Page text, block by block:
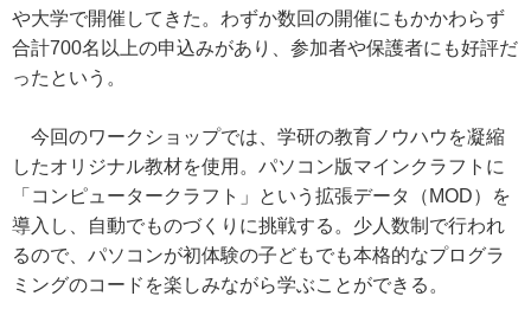
や大学で開催してきた。わずか数回の開催にもかかわらず
合計700名以上の申込みがあり、参加者や保護者にも好評だ
ったという。
今回のワークショップでは、学研の教育ノウハウを凝縮
したオリジナル教材を使用。パソコン版マインクラフトに
「コンピュータークラフト」という拡張データ（MOD）を
導入し、自動でものづくりに挑戦する。少人数制で行われ
るので、パソコンが初体験の子どもでも本格的なプログラ
ミングのコードを楽しみながら学ぶことができる。